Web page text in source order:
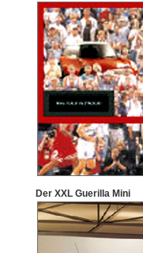
Der XXL Guerilla Mini